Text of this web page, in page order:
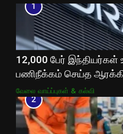
1
12,000 பேர்
பணிநீக்கம் செய்த
வேலை வாய்ப்புகள் & கல்வி
2